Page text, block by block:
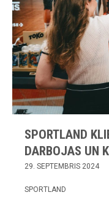
SPORTLAND
DARBOJAS UN
29. SEPTEMBRIS 2024
SPORTLAND